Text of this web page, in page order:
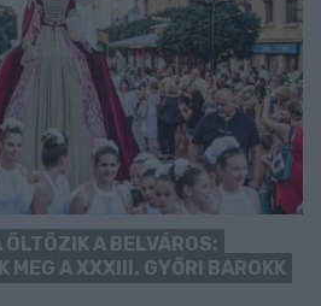
A BELVÁROS:
MEG A XXXIII. GYŐRI BAROKK